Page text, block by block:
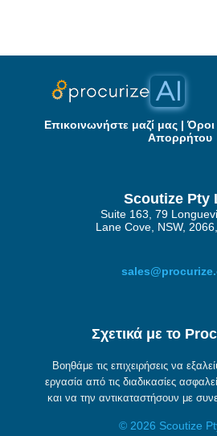
Επικοινωνήστε μαζί μας |
Απορρήτου
Scoutize Pty
Suite 163, 79
Lane Cove, NSW,
Σχετικά με το
Βοηθάμε τις επιχειρήσεις να
εργασία από τις διαδικασίες
και να την αντικαταστήσουν με
© 2026 Scoutize